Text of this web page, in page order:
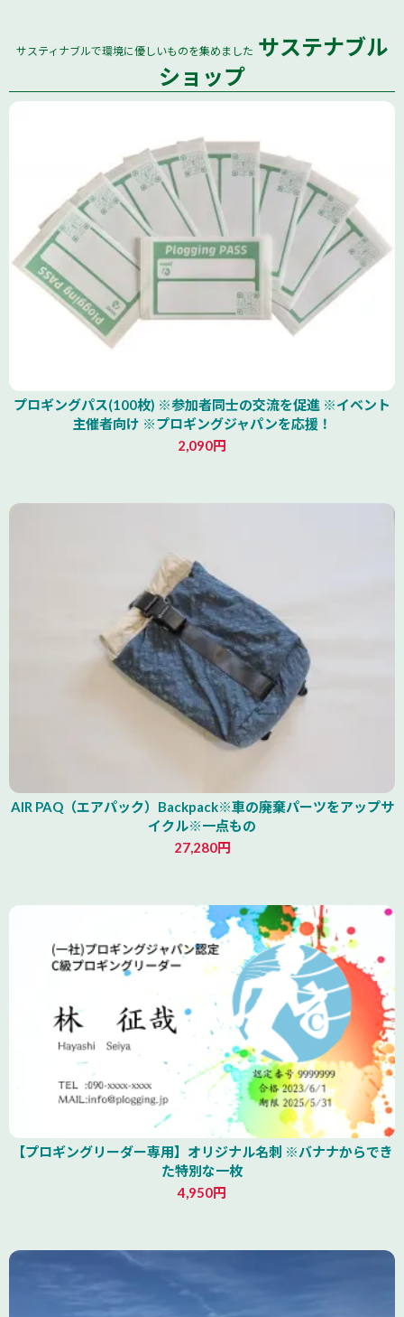
サスティナブルで環境に優しいものを集めました サステナブル
ショップ
プロギングパス(100枚) ※参加者同士の交流を促進 ※イベント
主催者向け ※プロギングジャパンを応援！
2,090円
AIR PAQ（エアパック）Backpack※車の廃棄パーツをアップサ
イクル※一点もの
27,280円
【プロギングリーダー専用】オリジナル名刺 ※バナナからでき
た特別な一枚
4,950円